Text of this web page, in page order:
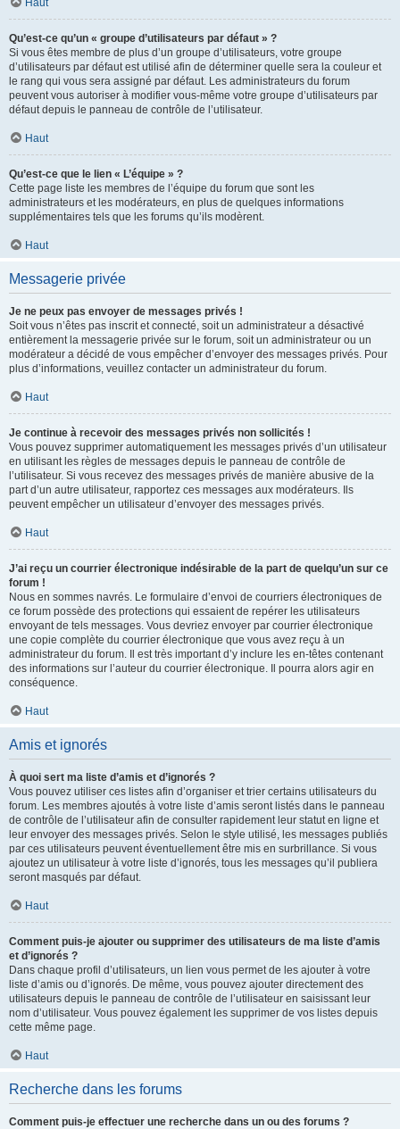
Haut
Qu’est-ce qu’un « groupe d’utilisateurs par défaut » ?
Si vous êtes membre de plus d’un groupe d’utilisateurs, votre groupe
d’utilisateurs par défaut est utilisé afin de déterminer quelle sera la couleur et
le rang qui vous sera assigné par défaut. Les administrateurs du forum
peuvent vous autoriser à modifier vous-même votre groupe d’utilisateurs par
défaut depuis le panneau de contrôle de l’utilisateur.
Haut
Qu’est-ce que le lien « L’équipe » ?
Cette page liste les membres de l’équipe du forum que sont les
administrateurs et les modérateurs, en plus de quelques informations
supplémentaires tels que les forums qu’ils modèrent.
Haut
Messagerie privée
Je ne peux pas envoyer de messages privés !
Soit vous n’êtes pas inscrit et connecté, soit un administrateur a désactivé
entièrement la messagerie privée sur le forum, soit un administrateur ou un
modérateur a décidé de vous empêcher d’envoyer des messages privés. Pour
plus d’informations, veuillez contacter un administrateur du forum.
Haut
Je continue à recevoir des messages privés non sollicités !
Vous pouvez supprimer automatiquement les messages privés d’un utilisateur
en utilisant les règles de messages depuis le panneau de contrôle de
l’utilisateur. Si vous recevez des messages privés de manière abusive de la
part d’un autre utilisateur, rapportez ces messages aux modérateurs. Ils
peuvent empêcher un utilisateur d’envoyer des messages privés.
Haut
J’ai reçu un courrier électronique indésirable de la part de quelqu’un sur ce
forum !
Nous en sommes navrés. Le formulaire d’envoi de courriers électroniques de
ce forum possède des protections qui essaient de repérer les utilisateurs
envoyant de tels messages. Vous devriez envoyer par courrier électronique
une copie complète du courrier électronique que vous avez reçu à un
administrateur du forum. Il est très important d’y inclure les en-têtes contenant
des informations sur l’auteur du courrier électronique. Il pourra alors agir en
conséquence.
Haut
Amis et ignorés
À quoi sert ma liste d’amis et d’ignorés ?
Vous pouvez utiliser ces listes afin d’organiser et trier certains utilisateurs du
forum. Les membres ajoutés à votre liste d’amis seront listés dans le panneau
de contrôle de l’utilisateur afin de consulter rapidement leur statut en ligne et
leur envoyer des messages privés. Selon le style utilisé, les messages publiés
par ces utilisateurs peuvent éventuellement être mis en surbrillance. Si vous
ajoutez un utilisateur à votre liste d’ignorés, tous les messages qu’il publiera
seront masqués par défaut.
Haut
Comment puis-je ajouter ou supprimer des utilisateurs de ma liste d’amis
et d’ignorés ?
Dans chaque profil d’utilisateurs, un lien vous permet de les ajouter à votre
liste d’amis ou d’ignorés. De même, vous pouvez ajouter directement des
utilisateurs depuis le panneau de contrôle de l’utilisateur en saisissant leur
nom d’utilisateur. Vous pouvez également les supprimer de vos listes depuis
cette même page.
Haut
Recherche dans les forums
Comment puis-je effectuer une recherche dans un ou des forums ?